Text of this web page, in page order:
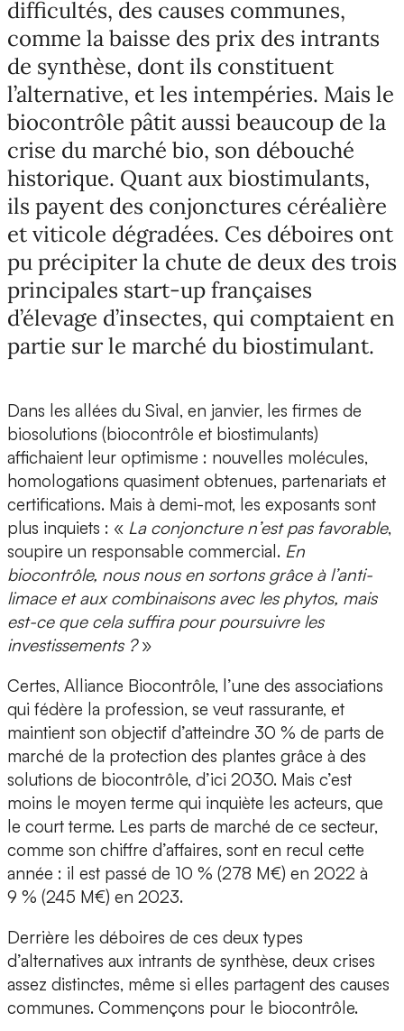
difficultés, des causes communes,
comme la baisse des prix des intrants
de synthèse, dont ils constituent
l’alternative, et les intempéries. Mais le
biocontrôle pâtit aussi beaucoup de la
crise du marché bio, son débouché
historique. Quant aux biostimulants,
ils payent des conjonctures céréalière
et viticole dégradées. Ces déboires ont
pu précipiter la chute de deux des trois
principales start-up françaises
d’élevage d’insectes, qui comptaient en
partie sur le marché du biostimulant.
Dans les allées du Sival, en janvier, les firmes de
biosolutions (biocontrôle et biostimulants)
affichaient leur optimisme : nouvelles molécules,
homologations quasiment obtenues, partenariats et
certifications. Mais à demi-mot, les exposants sont
plus inquiets : « La conjoncture n’est pas favorable,
soupire un responsable commercial. En
biocontrôle, nous nous en sortons grâce à l’anti-
limace et aux combinaisons avec les phytos, mais
est-ce que cela suffira pour poursuivre les
investissements ?»
Certes, Alliance Biocontrôle, l’une des associations
qui fédère la profession, se veut rassurante, et
maintient son objectif d’atteindre 30 % de parts de
marché de la protection des plantes grâce à des
solutions de biocontrôle, d’ici 2030. Mais c’est
moins le moyen terme qui inquiète les acteurs, que
le court terme. Les parts de marché de ce secteur,
comme son chiffre d’affaires, sont en recul cette
année : il est passé de 10 % (278 M€) en 2022 à
9 % (245 M€) en 2023.
Derrière les déboires de ces deux types
d’alternatives aux intrants de synthèse, deux crises
assez distinctes, même si elles partagent des causes
communes. Commençons pour le biocontrôle.